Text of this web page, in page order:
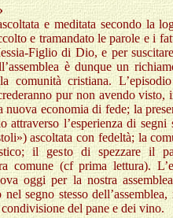
e meditata secondo la
e tramandato le parole e i
Figlio di Dio, e per
è dunque un
comunità cristiana.
pur non avendo visto,
nuova economia di fede; la
attraverso l’esperienza di segni
ascoltata con fedeltà; la
il gesto di spezzare il
comune (cf prima lettura).
oggi per la nostra
segno stesso
del pane e dei vino.